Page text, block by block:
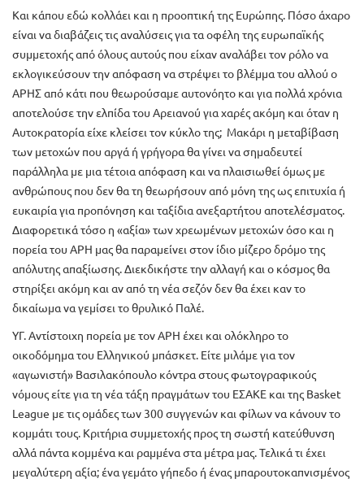
Και κάπου εδώ κολλάει και η προοπτική της Ευρώπης. Πόσο άχαρο
είναι να διαβάζεις τις αναλύσεις για τα οφέλη της ευρωπαϊκής
συμμετοχής από όλους αυτούς που είχαν αναλάβει τον ρόλο να
εκλογικεύσουν την απόφαση να στρέψει το βλέμμα του αλλού ο
ΑΡΗΣ από κάτι που θεωρούσαμε αυτονόητο και για πολλά χρόνια
αποτελούσε την ελπίδα του Αρειανού για χαρές ακόμη και όταν η
Αυτοκρατορία είχε κλείσει τον κύκλο της; Μακάρι η μεταβίβαση
των μετοχών που αργά ή γρήγορα θα γίνει να σημαδευτεί
παράλληλα με μια τέτοια απόφαση και να πλαισιωθεί όμως με
ανθρώπους που δεν θα τη θεωρήσουν από μόνη της ως επιτυχία ή
ευκαιρία για προπόνηση και ταξίδια ανεξαρτήτου αποτελέσματος.
Διαφορετικά τόσο η «αξία» των χρεωμένων μετοχών όσο και η
πορεία του ΑΡΗ μας θα παραμείνει στον ίδιο μίζερο δρόμο της
απόλυτης απαξίωσης. Διεκδικήστε την αλλαγή και ο κόσμος θα
στηρίξει ακόμη και αν από τη νέα σεζόν δεν θα έχει καν το
δικαίωμα να γεμίσει το θρυλικό Παλέ.
ΥΓ. Αντίστοιχη πορεία με τον ΑΡΗ έχει και ολόκληρο το
οικοδόμημα του Ελληνικού μπάσκετ. Είτε μιλάμε για τον
«αγωνιστή» Βασιλακόπουλο κόντρα στους φωτογραφικούς
νόμους είτε για τη νέα τάξη πραγμάτων του ΕΣΑΚΕ και της Basket
League με τις ομάδες των 300 συγγενών και φίλων να κάνουν το
κομμάτι τους. Κριτήρια συμμετοχής προς τη σωστή κατεύθυνση
αλλά πάντα κομμένα και ραμμένα στα μέτρα μας. Τελικά τι έχει
μεγαλύτερη αξία; ένα γεμάτο γήπεδο ή ένας μπαρουτοκαπνισμένος